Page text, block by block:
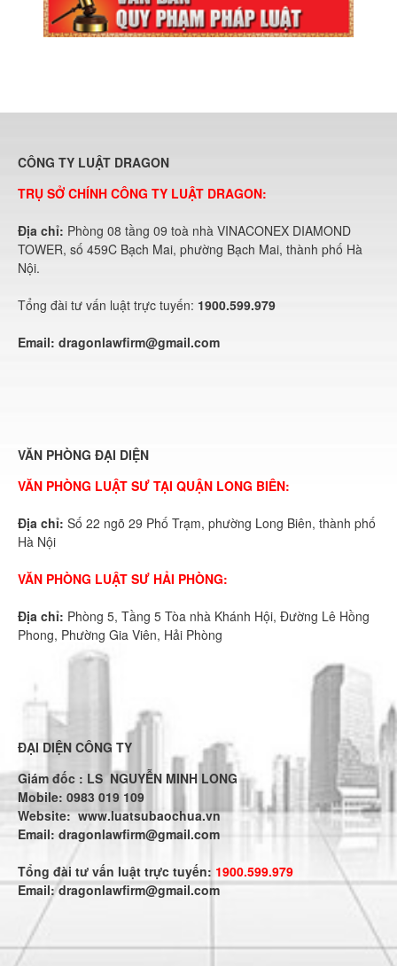
CÔNG TY LUẬT DRAGON
TRỤ SỞ CHÍNH CÔNG TY LUẬT DRAGON:
Địa chỉ: Phòng 08 tầng 09 toà nhà VINACONEX DIAMOND
TOWER, số 459C Bạch Mai, phường Bạch Mai, thành phố Hà
Nội.
Tổng đài tư vấn luật trực tuyến: 1900.599.979
Email: dragonlawfirm@gmail.com
VĂN PHÒNG ĐẠI DIỆN
VĂN PHÒNG LUẬT SƯ TẠI QUẬN LONG BIÊN:
Địa chỉ: Số 22 ngõ 29 Phố Trạm, phường Long Biên, thành phố
Hà Nội
VĂN PHÒNG LUẬT SƯ HẢI PHÒNG:
Địa chỉ: Phòng 5, Tầng 5 Tòa nhà Khánh Hội, Đường Lê Hồng
Phong, Phường Gia Viên, Hải Phòng
ĐẠI DIỆN CÔNG TY
Giám đốc : LS NGUYỄN MINH LONG
Mobile: 0983 019 109
Website:www.luatsubaochua.vn
Email: dragonlawfirm@gmail.com
Tổng đài tư vấn luật trực tuyến: 1900.599.979
Email:dragonlawfirm@gmail.com